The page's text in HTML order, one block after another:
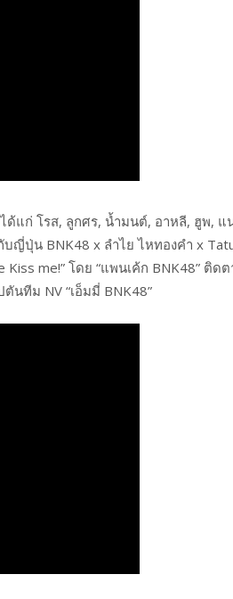
แก่ โรส, ลูกศร, น้ำมนต์, อาหลี, ฮูพ, แ
ญี่ปุ่น BNK48 x ลำไย ไหทองคำ x
Kiss me!” โดย “แพนเค้ก BNK48” ติด
นทีม NV “เอ็มมี่ BNK48”